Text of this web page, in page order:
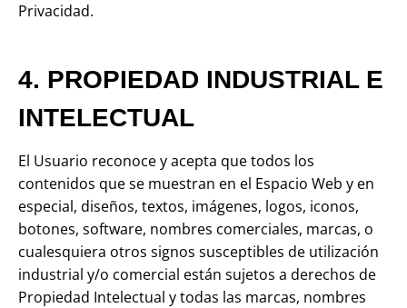
Privacidad.
4. PROPIEDAD INDUSTRIAL E
INTELECTUAL
El Usuario reconoce y acepta que todos los
contenidos que se muestran en el Espacio Web y en
especial, diseños, textos, imágenes, logos, iconos,
botones, software, nombres comerciales, marcas, o
cualesquiera otros signos susceptibles de utilización
industrial y/o comercial están sujetos a derechos de
Propiedad Intelectual y todas las marcas, nombres